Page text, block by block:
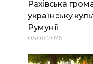
Рахівська
українську
Румунії
05.08.2026